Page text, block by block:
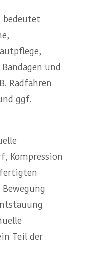
bedeutet
und
Radfahren
ggf.
Kompression
Teil der